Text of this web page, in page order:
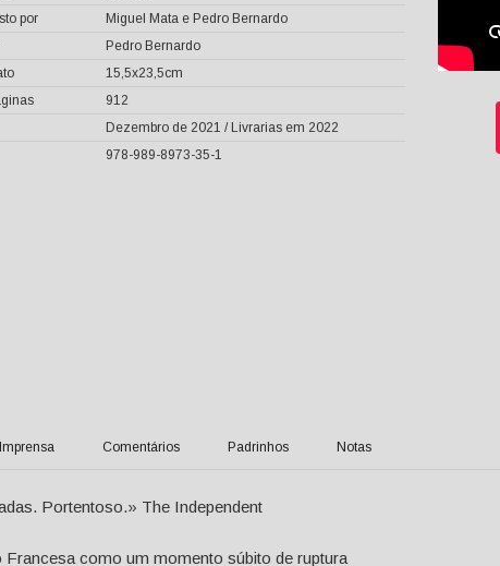
por
Miguel Mata e Pedro Bernardo
Pedro Bernardo
15,5x23,5cm
912
Dezembro de 2021 / Livrarias em 2022
978-989-8973-35-1
Imprensa Comentários Padrinhos Notas
Portentoso.» The Independent
como um momento súbito de ruptura